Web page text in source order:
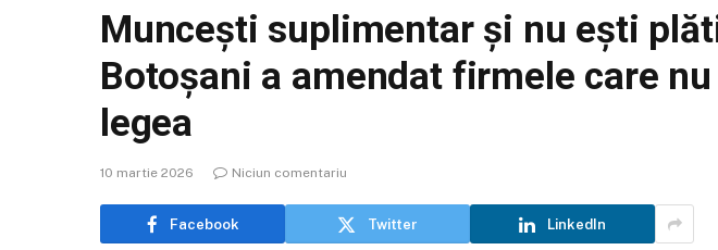
Muncești suplimentar și nu ești
Botoșani a amendat firmele care
legea
10 martie 2026 Niciun comentariu
Facebook Twitter LinkedIn